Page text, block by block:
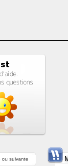
ou suivante